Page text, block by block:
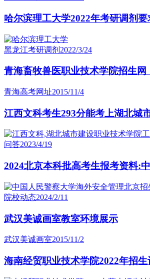
哈尔滨理工大学2022年考研调剂要
黑龙江考研调剂 2022/3/24
青海畜牧兽医职业技术学院招生网
青海高考网址2015/11/4
江西文科考生293分能考上湖北城
问答2023/4/19
2024北京本科批高考生报考资料:
院校动态2024/2/11
武汉美诚画室教室环境展示
武汉美诚画室2015/11/2
海南经贸职业技术学院2022年招